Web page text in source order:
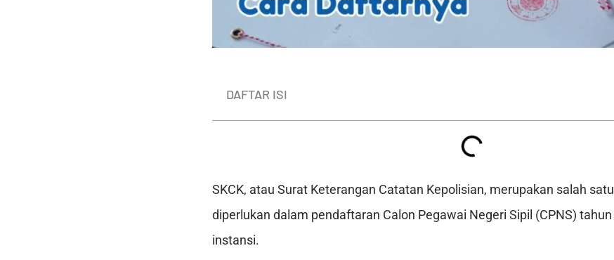
DAFTAR ISI
SKCK, atau Surat Keterangan Catatan Kepolisian, merupakan salah
diperlukan dalam pendaftaran Calon Pegawai Negeri Sipil (CPNS)
instansi.